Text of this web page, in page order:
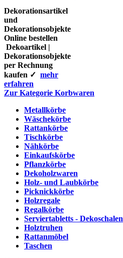
Dekorationsartikel
und
Dekorationsobjekte
Online bestellen
Dekoartikel |
Dekorationsobjekte
per Rechnung
kaufen ✓ mehr
erfahren
Zur Kategorie Korbwaren
Metallkörbe
Wäschekörbe
Rattankörbe
Tischkörbe
Nähkörbe
Einkaufskörbe
Pflanzkörbe
Dekoholzwaren
Holz- und Laubkörbe
Picknickkörbe
Holzregale
Regalkörbe
Serviertabletts - Dekoschalen
Holztruhen
Rattanmöbel
Taschen